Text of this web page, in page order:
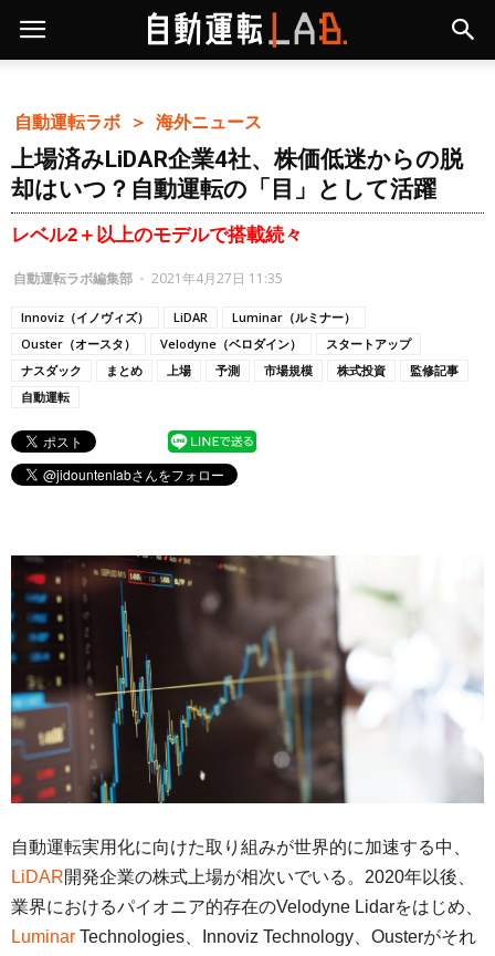
自動運転ラボ ＞ 海外ニュース
上場済みLiDAR企業4社、株価低迷からの脱
却はいつ？自動運転の「目」として活躍
レベル2＋以上のモデルで搭載続々
自動運転ラボ編集部 - 2021年4月27日 11:35
Innoviz（イノヴィズ） LiDAR
Luminar（ルミナー）
Ouster（オースタ）
Velodyne（ベロダイン）
スタートアップ
ナスダック
まとめ 上場 予測 市場規模 株式投資
監修記事
自動運転
自動運転実用化に向けた取り組みが世界的に加速する中、
LiDAR開発企業の株式上場が相次いでいる。2020年以後、
業界におけるパイオニア的存在のVelodyne Lidarをはじめ、
Luminar Technologies、Innoviz Technology、Ousterがそれ